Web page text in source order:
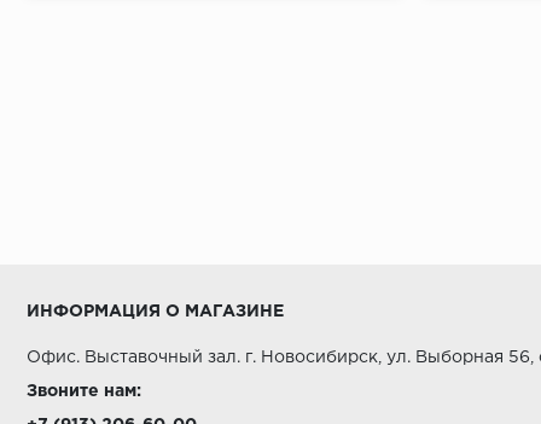
ИНФОРМАЦИЯ О МАГАЗИНЕ
Офис. Выставочный зал. г. Новосибирск, ул. Выборная 56,
Звоните нам: